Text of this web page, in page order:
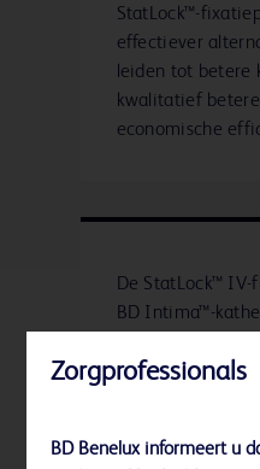
StatLock™-
effectiever
leiden tot betere
kwalitatief
economische
De StatLock™
BD Intima™-
de fixatie van BD
Zorgprofessionals
BD Benelux informeert u